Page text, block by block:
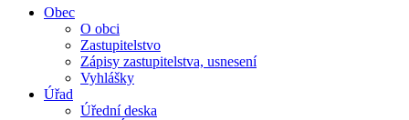
Obec
O obci
Zastupitelstvo
Zápisy zastupitelstva, usnesení
Vyhlášky
Úřad
Úřední deska